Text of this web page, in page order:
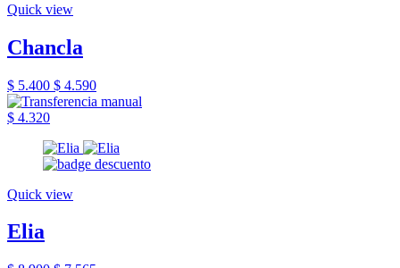
Quick view
Chancla
$ 5.400 $ 4.590
$ 4.320
Quick view
Elia